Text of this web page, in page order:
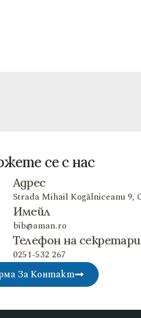
се с нас
Адрес
Strada Mihail Kogălniceanu 9,
Имейл
bib@aman.ro
Телефон на
0251-532 267
За Контакт